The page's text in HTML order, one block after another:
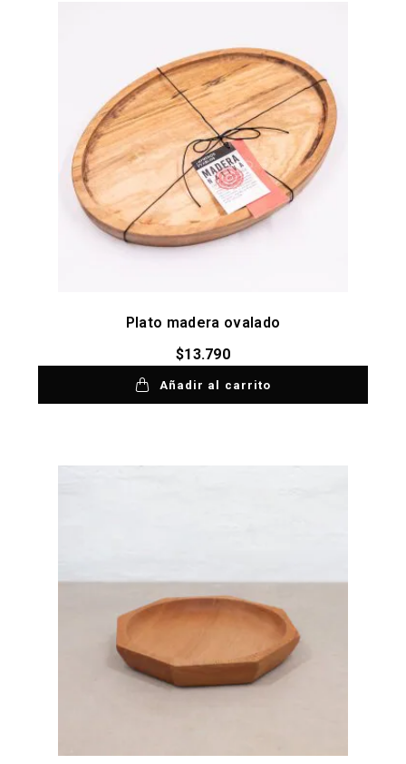
Plato madera ovalado
$13.790
Añadir al carrito